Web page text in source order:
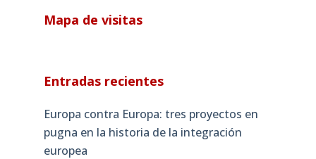
Mapa de visitas
Entradas recientes
Europa contra Europa: tres proyectos en
pugna en la historia de la integración
europea